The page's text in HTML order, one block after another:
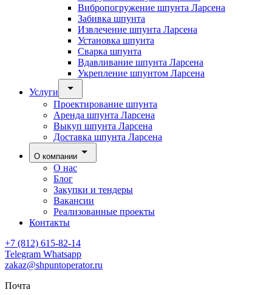
Вибропогружение шпунта Ларсена
Забивка шпунта
Извлечение шпунта Ларсена
Установка шпунта
Сварка шпунта
Вдавливание шпунта Ларсена
Укрепление шпунтом Ларсена
Услуги
Проектирование шпунта
Аренда шпунта Ларсена
Выкуп шпунта Ларсена
Доставка шпунта Ларсена
О компании
О нас
Блог
Закупки и тендеры
Вакансии
Реализованные проекты
Контакты
+7 (812) 615-82-14
Telegram Whatsapp
zakaz@shpuntoperator.ru
Почта